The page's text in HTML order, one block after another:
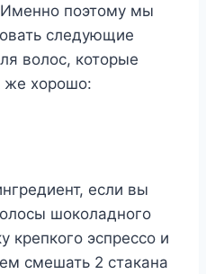
поэтому мы
следующие
волос, которые
же хорошо:
если вы
шоколадного
крепкого эспрессо и
смешать 2 стакана